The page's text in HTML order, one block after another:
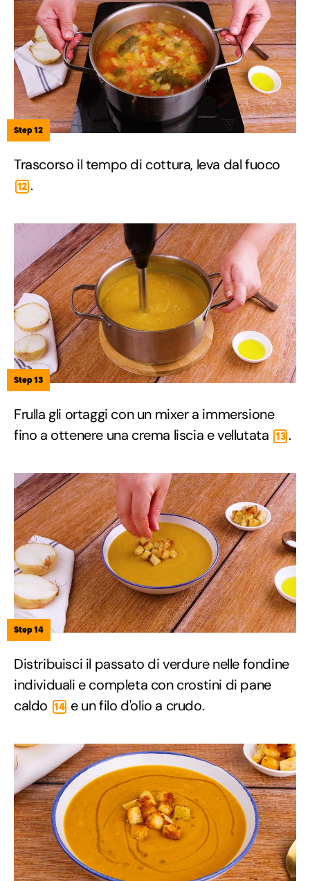
Step 12
Trascorso il tempo di cottura, leva dal fuoco
12 .
Step 13
Frulla gli ortaggi con un mixer a immersione
fino a ottenere una crema liscia e vellutata 13 .
Step 14
Distribuisci il passato di verdure nelle fondine
individuali e completa con crostini di pane
caldo 14 e un filo d'olio a crudo.